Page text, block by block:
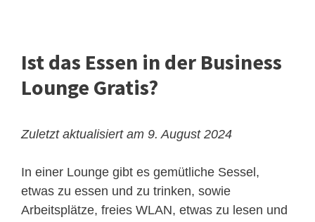
Ist das Essen in der Business
Lounge Gratis?
Zuletzt aktualisiert am 9. August 2024
In einer Lounge gibt es gemütliche Sessel,
etwas zu essen und zu trinken, sowie
Arbeitsplätze, freies WLAN, etwas zu lesen und